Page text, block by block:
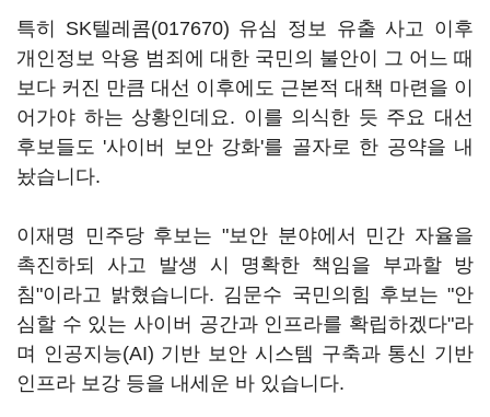
특히 SK텔레콤(017670) 유심 정보 유출 사고 이후
개인정보 악용 범죄에 대한 국민의 불안이 그 어느 때
보다 커진 만큼 대선 이후에도 근본적 대책 마련을 이
어가야 하는 상황인데요. 이를 의식한 듯 주요 대선
후보들도 '사이버 보안 강화'를 골자로 한 공약을 내
놨습니다.
이재명 민주당 후보는 "보안 분야에서 민간 자율을
촉진하되 사고 발생 시 명확한 책임을 부과할 방
침"이라고 밝혔습니다. 김문수 국민의힘 후보는 "안
심할 수 있는 사이버 공간과 인프라를 확립하겠다"라
며 인공지능(AI) 기반 보안 시스템 구축과 통신 기반
인프라 보강 등을 내세운 바 있습니다.